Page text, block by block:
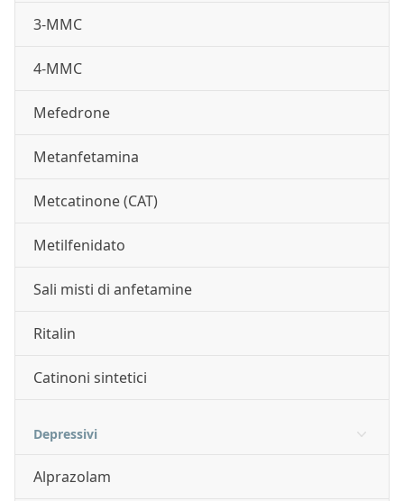
3-MMC
4-MMC
Mefedrone
Metanfetamina
Metcatinone (CAT)
Metilfenidato
Sali misti di anfetamine
Ritalin
Catinoni sintetici
Depressivi
Alprazolam